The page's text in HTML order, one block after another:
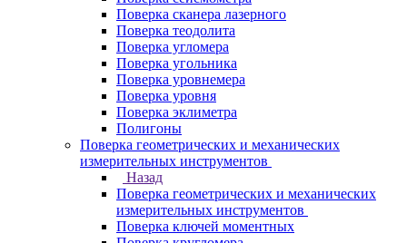
Поверка сканера лазерного
Поверка теодолита
Поверка угломера
Поверка угольника
Поверка уровнемера
Поверка уровня
Поверка эклиметра
Полигоны
Поверка геометрических и механических
измерительных инструментов
Назад
Поверка геометрических и механических
измерительных инструментов
Поверка ключей моментных